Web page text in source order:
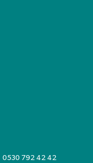
0530 792 42 42